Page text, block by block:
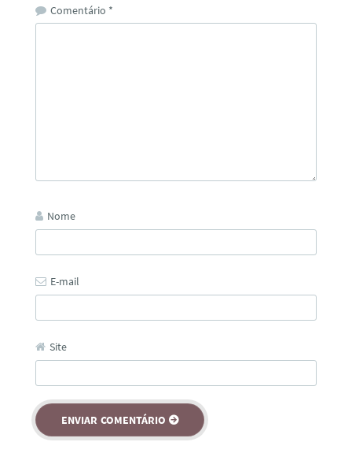
Comentário *
Nome
E-mail
Site